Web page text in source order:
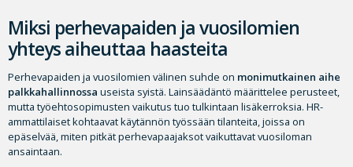
Miksi perhevapaiden ja vuosilomien
yhteys aiheuttaa haasteita
Perhevapaiden ja vuosilomien välinen suhde on monimutkainen aihe
palkkahallinnossa useista syistä. Lainsäädäntö määrittelee perusteet,
mutta työehtosopimusten vaikutus tuo tulkintaan lisäkerroksia. HR-
ammattilaiset kohtaavat käytännön työssään tilanteita, joissa on
epäselvää, miten pitkät perhevapaajaksot vaikuttavat vuosiloman
ansaintaan.